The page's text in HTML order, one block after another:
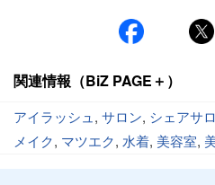
関連情報（BiZ PAGE＋）
アイラッシュ , サロン, シェアサ
メイク, マツエク, 水着, 美容室,